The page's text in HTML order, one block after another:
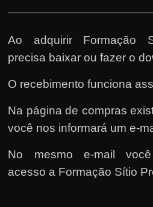
Ao adquirir Formação
precisa baixar ou fazer o
O recebimento funciona
Na página de compras
você nos informará um e-
No mesmo e-mail
acesso a Formação Sítio